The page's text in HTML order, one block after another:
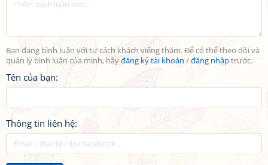
Bạn đang bình luận với tư cách khách viếng thăm. Để có thể theo dõi và
quản lý bình luận của mình, hãyđăng ký tài khoản /đăng nhậptrước.
Tên của bạn:
Thông tin liên hệ: